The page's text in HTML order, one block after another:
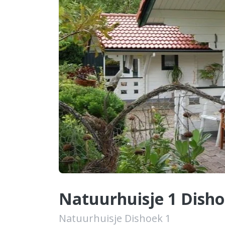
Natuurhuisje 1
Natuurhuisje Dishoek 1